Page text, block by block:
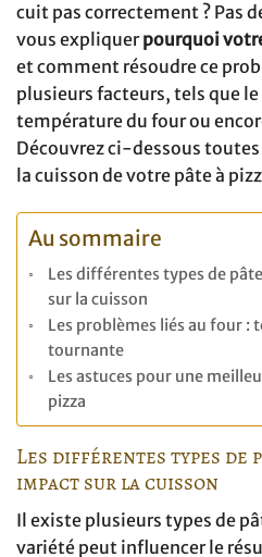
cuit pas correctement ? Pas
vous expliquerpourquoi
et comment résoudre ce
plusieurs facteurs, tels que
température du four ou
Découvrez ci-dessous
la cuisson de votre pâte à
Au sommaire
Les différentes types de
sur la cuisson
Les problèmes liés au four :
tournante
Les astuces pour une
pizza
Les différentes types de
impact sur la cuisson
Il existe plusieurs types de
variété peut influencer le